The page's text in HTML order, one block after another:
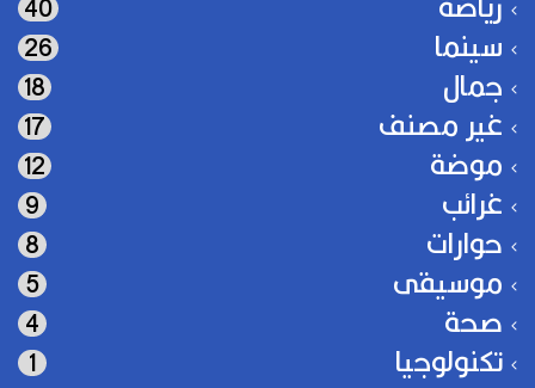
سينما 26
جمال 18
غير مصنف 17
موضة 12
غرائب 9
حوارات 8
موسيقى 5
صحة 4
تكنولوجيا 1